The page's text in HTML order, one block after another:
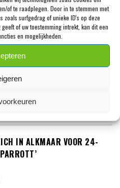
of te raadplegen. Door in te stemmen met
zoals surfgedrag of unieke ID's op deze
of uw toestemming intrekt, kan dit een
en mogelijkheden.
IN ALKMAAR VOOR 24-